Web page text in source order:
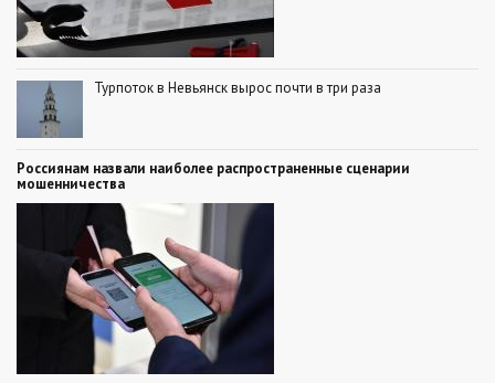
Турпоток в Невьянск вырос почти в три раза
Россиянам назвали наиболее распространенные сценарии
мошенничества